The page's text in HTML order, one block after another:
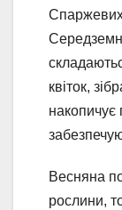
квіток,
накопичує
Весняна
рослини,